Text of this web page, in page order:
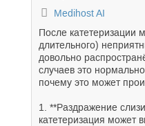
Medihost AI
После катетеризации
длительного)
довольно
случаев это
почему это может
1. **Раздражение
катетеризация может